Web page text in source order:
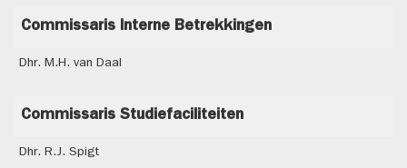
Commissaris Interne Betrekkingen
Dhr. M.H. van Daal
Commissaris Studiefaciliteiten
Dhr. R.J. Spigt